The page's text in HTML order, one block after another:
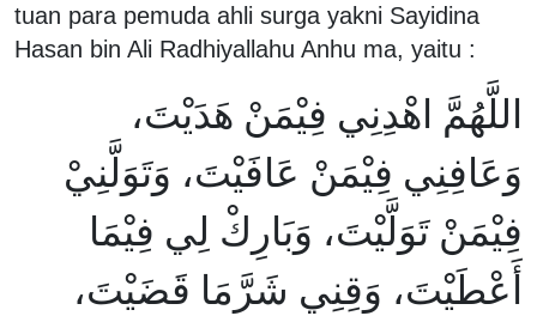
tuan para pemuda ahli surga yakni Sayidina
Hasan bin Ali Radhiyallahu Anhu ma, yaitu :
اللَّهُمَّ اهْدِنِي فِيْمَنْ هَدَيْتَ،
وَعَافِنِي فِيْمَنْ عَافَيْتَ، وَتَوَلَّنِيْ
فِيْمَنْ تَوَلَّيْتَ، وَبَارِكْ لِي فِيْمَا
أَعْطَيْتَ، وَقِنِي شَرَّمَا قَضَيْتَ،